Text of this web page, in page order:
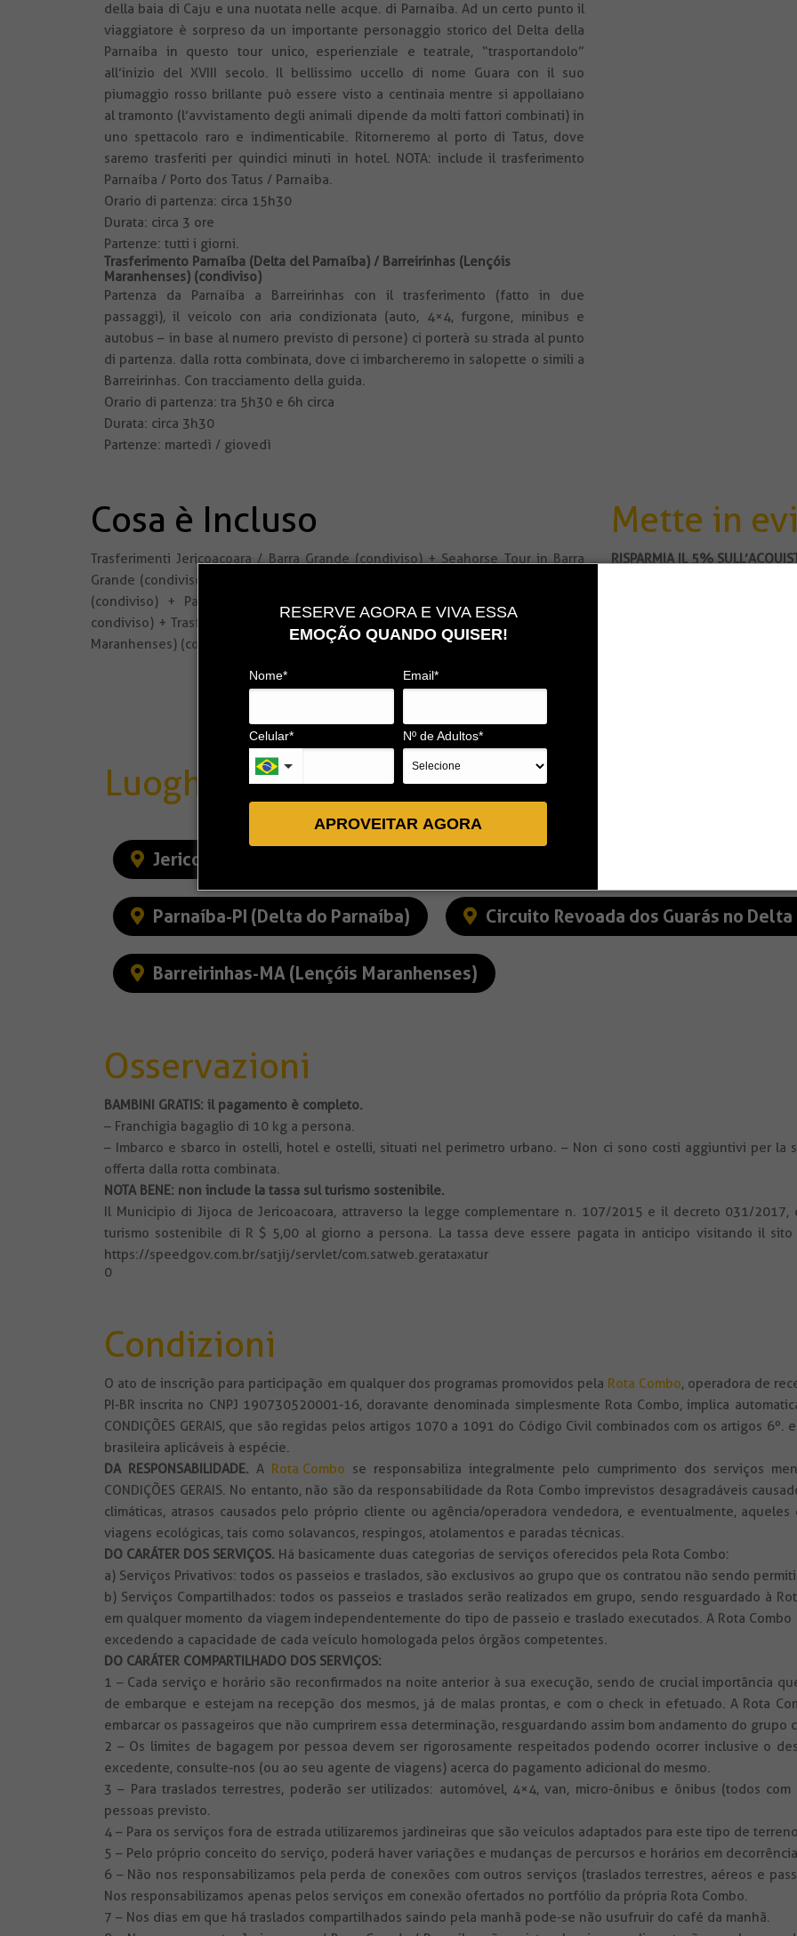
RESERVE AGORA E VIVA ESSA
EMOÇÃO QUANDO QUISER!
Nome* Email*
Celular* Nº de Adultos*
APROVEITAR AGORA
della baia di Caju e una nuotata nelle acque. di Parnaíba. Ad un certo punto il
viaggiatore è sorpreso da un importante personaggio storico del Delta della
Parnaíba in questo tour unico, esperienziale e teatrale, “trasportandolo”
all’inizio del XVIII secolo. Il bellissimo uccello di nome Guara con il suo
piumaggio rosso brillante può essere visto a centinaia mentre si appollaiano
al tramonto (l’avvistamento degli animali dipende da molti fattori combinati) in
uno spettacolo raro e indimenticabile. Ritorneremo al porto di Tatus, dove
saremo trasferiti per quindici minuti in hotel. NOTA: include il trasferimento
Parnaíba / Porto dos Tatus / Parnaíba.
Orario di partenza: circa 15h30
Durata: circa 3 ore
Partenze: tutti i giorni.
Trasferimento Parnaíba (Delta del Parnaíba) / Barreirinhas (Lençóis
Maranhenses) (condiviso)
Partenza da Parnaíba a Barreirinhas con il trasferimento (fatto in due
passaggi), il veicolo con aria condizionata (auto, 4×4, furgone, minibus e
autobus – in base al numero previsto di persone) ci porterà su strada al punto
di partenza. dalla rotta combinata, dove ci imbarcheremo in salopette o simili a
Barreirinhas. Con tracciamento della guida.
Orario di partenza: tra 5h30 e 6h circa
Durata: circa 3h30
Partenze: martedì / giovedì
Cosa è Incluso
Trasferimenti Jericoacoara / Barra Grande (condiviso) + Seahorse Tour in Barra
Grande (condiviso) + Trasferimento Barra Grande / Parnaíba (Delta del Parnaíba)
(condiviso) + Parnaíba Delta (Volo Guarás) – con partenza da Parnaíba (
condiviso) + Trasferimento Parnaíba (Delta del Parnaíba) / Barreirinhas (Lençóis
Maranhenses) (condiviso).
Mette in
RISPARMIA IL 5%
a) Osservare attentamente i
e verificare con la
una consulenza gratuita in
b) Per questo prodotto il
trasferimento / tour del
Luoghi Visitati
Jericoacoara-CE
Parnaíba-PI (Delta do Parnaíba) Circuito Revoada dos Guarás no
Barreirinhas-MA (Lençóis Maranhenses)
Osservazioni
BAMBINI GRATIS: il pagamento è completo.
– Franchigia bagaglio di 10 kg a persona.
– Imbarco e sbarco in ostelli, hotel e ostelli, situati nel perimetro urbano. – Non ci sono costi aggiuntivi per la
offerta dalla rotta combinata.
NOTA BENE: non include la tassa sul turismo sostenibile.
Il Municipio di Jijoca de Jericoacoara, attraverso la legge complementare n. 107/2015 e il decreto 031/
turismo sostenibile di R $ 5,00 al giorno a persona. La tassa deve essere pagata in anticipo visitando il
https://speedgov.com.br/satjij/servlet/com.satweb.gerataxatur
0
Condizioni
O ato de inscrição para participação em qualquer dos programas promovidos pela Rota Combo, operadora de
PI-BR inscrita no CNPJ 190730520001-16, doravante denominada simplesmente Rota Combo, implica
CONDIÇÕES GERAIS, que são regidas pelos artigos 1070 a 1091 do Código Civil combinados com os artigos
brasileira aplicáveis à espécie.
DA RESPONSABILIDADE. A Rota Combo se responsabiliza integralmente pelo cumprimento dos serviços
CONDIÇÕES GERAIS. No entanto, não são da responsabilidade da Rota Combo imprevistos desagradáveis
climáticas, atrasos causados pelo próprio cliente ou agência/operadora vendedora, e eventualmente,
viagens ecológicas, tais como solavancos, respingos, atolamentos e paradas técnicas.
DO CARÁTER DOS SERVIÇOS. Há basicamente duas categorias de serviços oferecidos pela Rota Combo:
a) Serviços Privativos: todos os passeios e traslados, são exclusivos ao grupo que os contratou não sendo
b) Serviços Compartilhados: todos os passeios e traslados serão realizados em grupo, sendo resguardado à
em qualquer momento da viagem independentemente do tipo de passeio e traslado executados. A Rota
excedendo a capacidade de cada veículo homologada pelos órgãos competentes.
DO CARÁTER COMPARTILHADO DOS SERVIÇOS:
1 – Cada serviço e horário são reconfirmados na noite anterior à sua execução, sendo de crucial importância
de embarque e estejam na recepção dos mesmos, já de malas prontas, e com o check in efetuado. A Rota
embarcar os passageiros que não cumprirem essa determinação, resguardando assim bom andamento do grupo
2 – Os limites de bagagem por pessoa devem ser rigorosamente respeitados podendo ocorrer inclusive o
excedente, consulte-nos (ou ao seu agente de viagens) acerca do pagamento adicional do mesmo.
3 – Para traslados terrestres, poderão ser utilizados: automóvel, 4×4, van, micro-ônibus e ônibus (todos
pessoas previsto.
4 – Para os serviços fora de estrada utilizaremos jardineiras que são veículos adaptados para este tipo de
5 – Pelo próprio conceito do serviço, poderá haver variações e mudanças de percursos e horários em
6 – Não nos responsabilizamos pela perda de conexões com outros serviços (traslados terrestres, aéreos e
Nos responsabilizamos apenas pelos serviços em conexão ofertados no portfólio da própria Rota Combo.
7 – Nos dias em que há traslados compartilhados saindo pela manhã pode-se não usufruir do café da manhã.